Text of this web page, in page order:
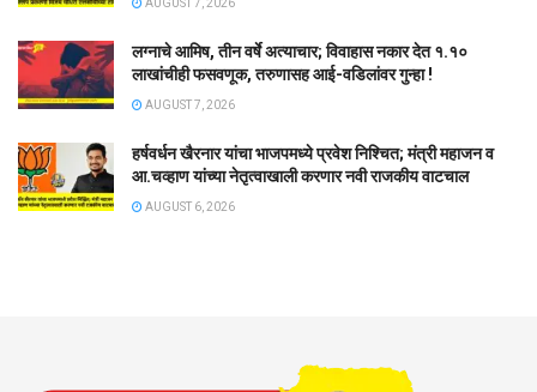
लग्नाचे आमिष, तीन वर्षे अत्याचार; विवाहास नकार देत १.१०
लाखांचीही फसवणूक, तरुणासह आई-वडिलांवर गुन्हा !
AUGUST 7, 2026
हर्षवर्धन खैरनार यांचा भाजपमध्ये प्रवेश निश्चित; मंत्री महाजन व
आ.चव्हाण यांच्या नेतृत्वाखाली करणार नवी राजकीय वाटचाल
AUGUST 6, 2026